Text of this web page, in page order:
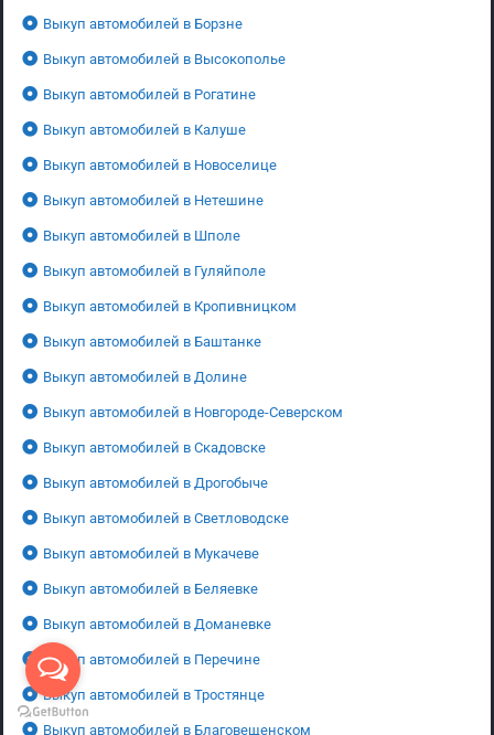
Выкуп автомобилей в Борзне
Выкуп автомобилей в Высокополье
Выкуп автомобилей в Рогатине
Выкуп автомобилей в Калуше
Выкуп автомобилей в Новоселице
Выкуп автомобилей в Нетешине
Выкуп автомобилей в Шполе
Выкуп автомобилей в Гуляйполе
Выкуп автомобилей в Кропивницком
Выкуп автомобилей в Баштанке
Выкуп автомобилей в Долине
Выкуп автомобилей в Новгороде-Северском
Выкуп автомобилей в Скадовске
Выкуп автомобилей в Дрогобыче
Выкуп автомобилей в Светловодске
Выкуп автомобилей в Мукачеве
Выкуп автомобилей в Беляевке
Выкуп автомобилей в Доманевке
Выкуп автомобилей в Перечине
Выкуп автомобилей в Тростянце
Выкуп автомобилей в Благовещенском